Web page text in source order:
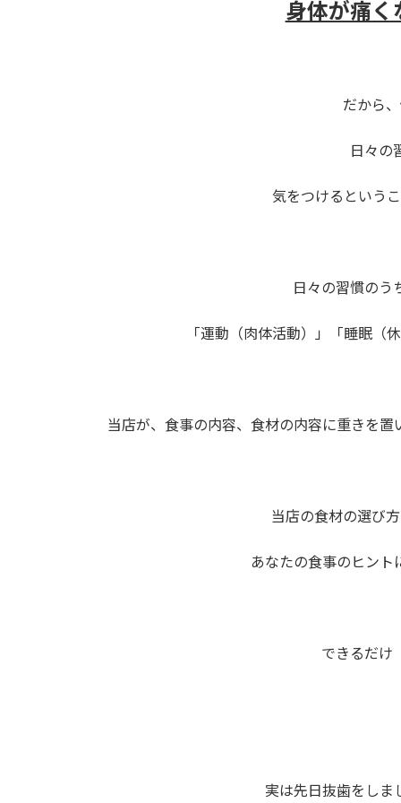
身体が痛く
だから
日々の
気をつけるという
日々の習慣のう
「運動（肉体活動）」「睡眠（
当店が、食事の内容、食材の内容に重きを
当店の食材の選び
あなたの食事のヒント
できるだけ
実は先日抜歯をしま